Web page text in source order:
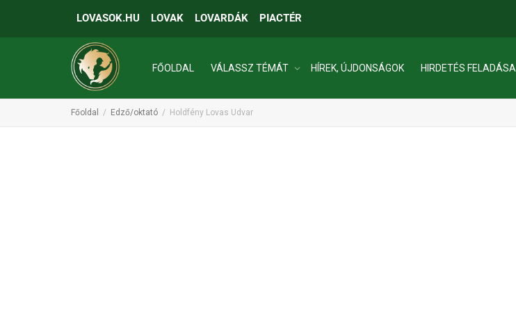
LOVASOK.HU LOVAK LOVARDÁK PIACTÉR
FŐOLDAL VÁLASSZ TÉMÁT HÍREK, ÚJDONSÁGOK HIRDETÉS FELADÁSA
INGATLANOK
Főoldal Edző/oktató Holdfény Lovas Udvar